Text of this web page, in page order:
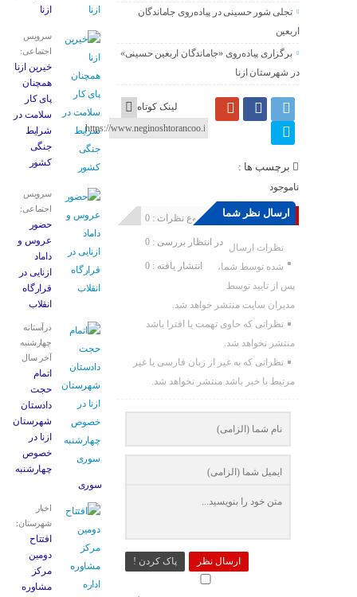
تجلی شور حسینی در پیاده‌روی جاماندگان
اربعین
برگزاری پیاده‌روی «جاماندگان اربعین حسینی»
در شهرستان ازنا
لینک کوتاه
برچسب ها :
ناموجود
ارسال نظر شما مجموع نظرات : 0
در انتظار بررسی : 0
انتشار یافته : 0
نظرات ارسال
شده توسط شما،
پس از تایید توسط
مدیران سایت منتشر خواهد شد.
نظراتی که حاوی تهمت یا افترا باشد
منتشر نخواهد شد.
نظراتی که به غیر از زبان فارسی یا غیر
مرتبط با خبر باشد منتشر نخواهد شد.
ارسال نظر پاک کردن !
ازنا
سرویس
اجتماعی:
خیرین ازنا
همچنان
پای کار
سلامت در
شرایط
جنگی
کشور
سرویس
اجتماعی:
حضور
عروس و
داماد
ازنایی در
قرارگاه
انقلاب
درآستانه
چهارشنبه
آخر سال
اتمام
حجت
دادستان
شهرستان
ازنا در
خصوص
چهارشنبه
‌سوری
اخبار
شهرستان:
افتتاح
دومین
مرکز
مشاوره